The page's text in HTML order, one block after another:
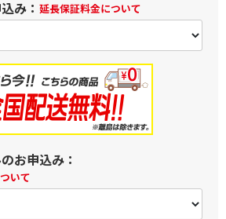
み： 延長保証料金について
お申込み：
いて